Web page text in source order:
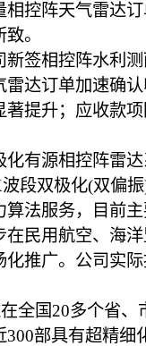
控阵天气雷达
。
签相控阵水利测
雷达订单加速确
提升；应收款
有源相控阵雷达
段双极化(双偏
算法服务，目前
民用航空、海
推广。公司实
国20多个省、
部具有超精细